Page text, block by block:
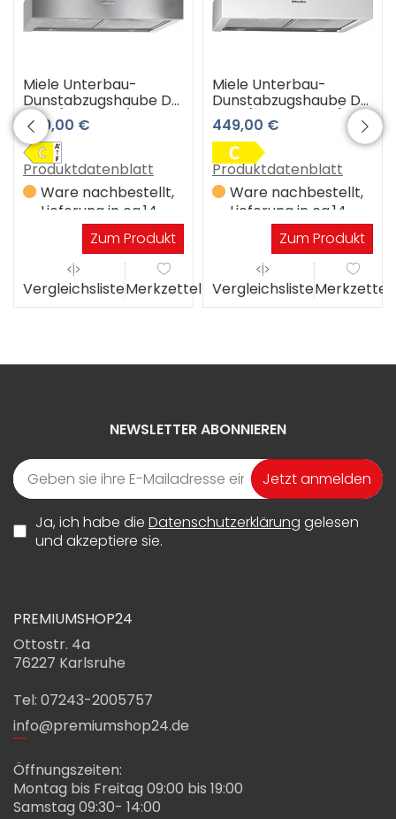
Miele Unterbau-
Dunstabzugshaube DA
1260 (Edelstahl)
449,00 €
Produktdatenblatt
Ware nachbestellt,
Lieferung in ca.14
WerktagenZum Produkt
VergleichslisteMerkzettel
Miele Unterbau-
Dunstabzugshaube DA
1260 (Brillantweiss)
449,00 €
Produktdatenblatt
Ware nachbestellt,
Lieferung in ca.14
WerktagenZum Produkt
VergleichslisteMerkzettel
NEWSLETTER ABONNIEREN
Jetzt anmelden
Ja, ich habe die Datenschutzerklärung gelesen
und akzeptiere sie.
PREMIUMSHOP24
Ottostr. 4a
76227 Karlsruhe
Tel: 07243-2005757
info@premiumshop24.de
Öffnungszeiten:
Montag bis Freitag 09:00 bis 19:00
Samstag 09:30- 14:00